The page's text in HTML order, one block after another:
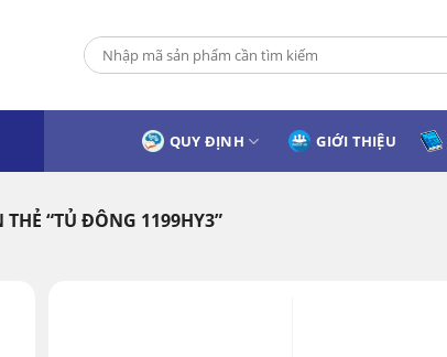
Tìm
kiếm:
QUY ĐỊNH GIỚI THIỆU
“TỦ ĐÔNG 1199HY3”